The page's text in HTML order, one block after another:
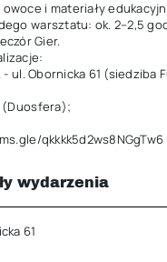
owoce i materiały
warsztatu: ok. 2–2,5
Gier.
- ul. Obornicka 61 (siedziba
(Duosfera);
qkkkk5d2ws8NGgTw6
wydarzenia
61